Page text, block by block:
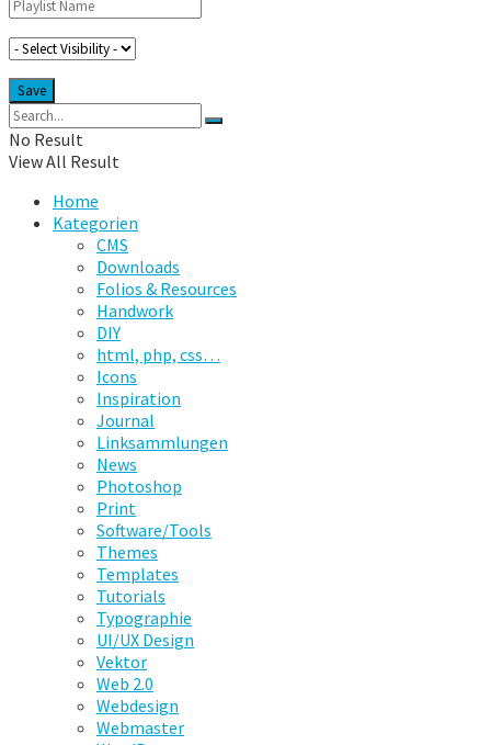
No Result
View All Result
Home
Kategorien
CMS
Downloads
Folios & Resources
Handwork
DIY
html, php, css…
Icons
Inspiration
Journal
Linksammlungen
News
Photoshop
Print
Software/Tools
Themes
Templates
Tutorials
Typographie
UI/UX Design
Vektor
Web 2.0
Webdesign
Webmaster